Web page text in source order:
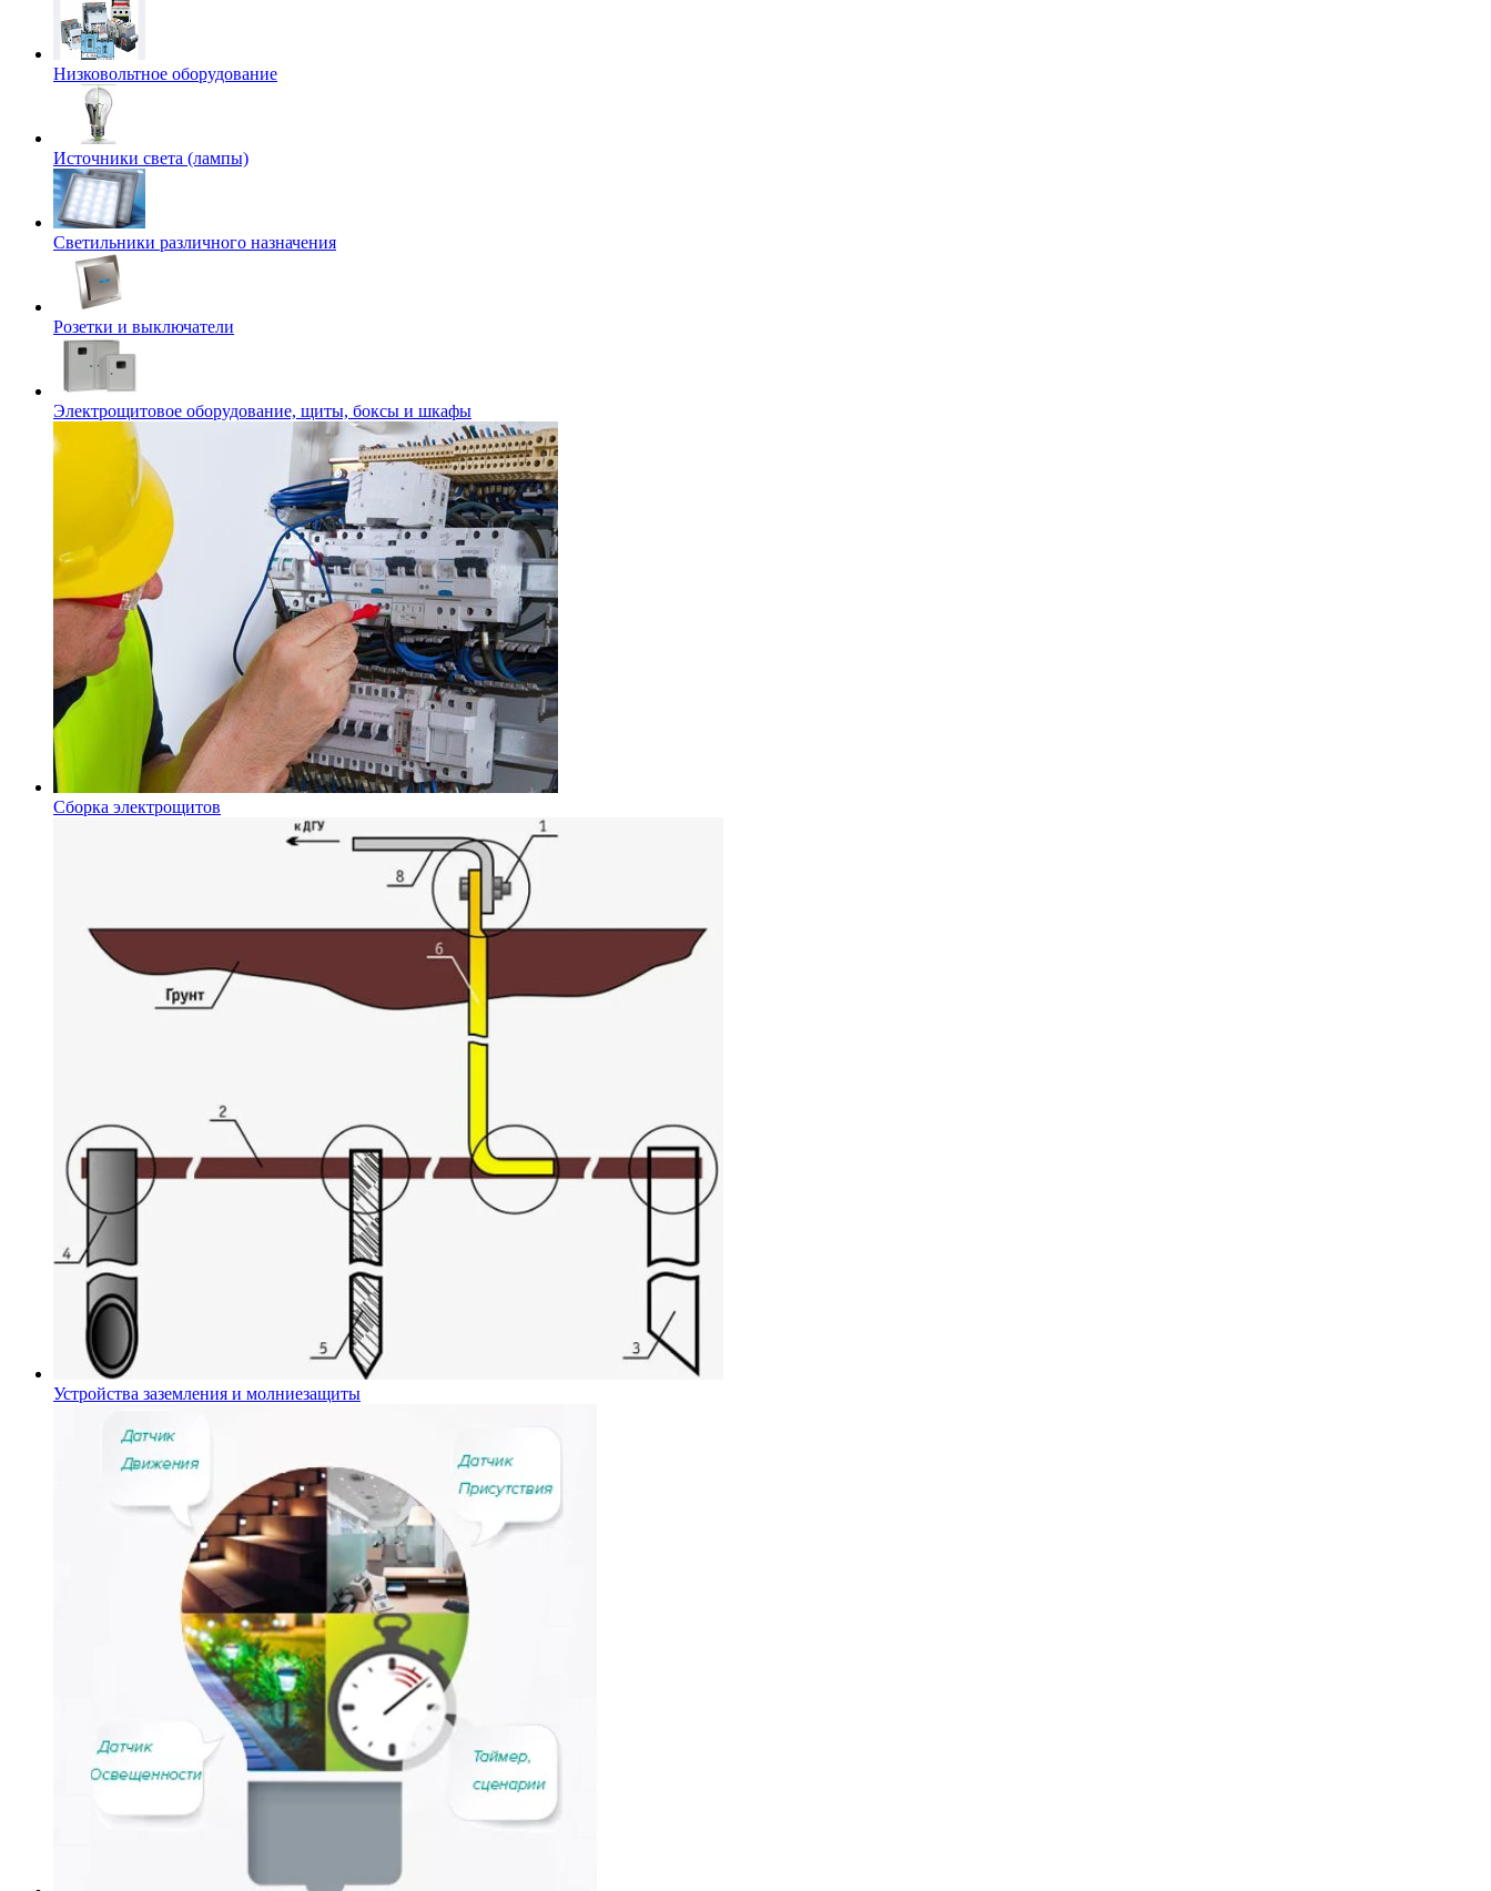
Низковольтное оборудование
Источники света (лампы)
Светильники различного назначения
Розетки и выключатели
Электрощитовое оборудование, щиты, боксы и шкафы
Сборка электрощитов
Устройства заземления и молниезащиты